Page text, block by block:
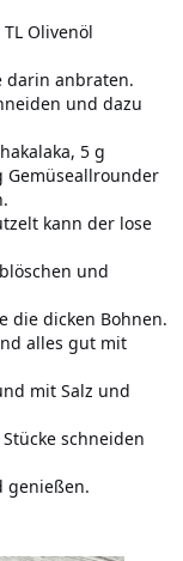
Olivenöl
darin anbraten.
und dazu
5 g
Gemüseallrounder
kann der lose
und
die dicken Bohnen.
alles gut mit
mit Salz und
schneiden
genießen.